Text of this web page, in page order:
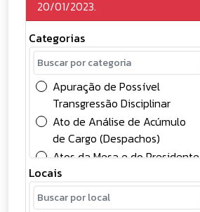
20/01/2023.
Categorias
Apuração de Possível
Transgressão Disciplinar
Ato de Análise de Acúmulo
de Cargo (Despachos)
Atos da Mesa e do Presidente
Atos Oficiais
Chamamento Público
Locais